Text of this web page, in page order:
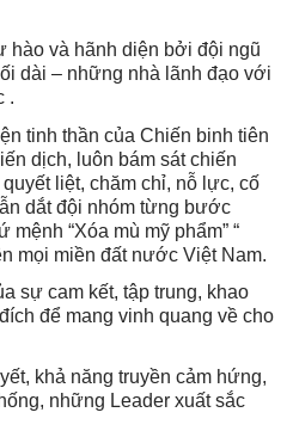
hào và hãnh diện bởi đội ngũ
dài – những nhà lãnh đạo với
.
tinh thần của Chiến binh tiên
dịch, luôn bám sát chiến
liệt, chăm chỉ, nỗ lực, cố
dắt đội nhóm từng bước
“Xóa mù mỹ phẩm” “
mọi miền đất nước Việt Nam.
sự cam kết, tập trung, khao
để mang vinh quang về cho
khả năng truyền cảm hứng,
những Leader xuất sắc